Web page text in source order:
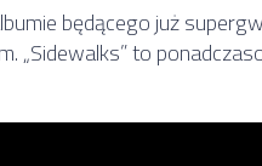
będącego już
„Sidewalks” to